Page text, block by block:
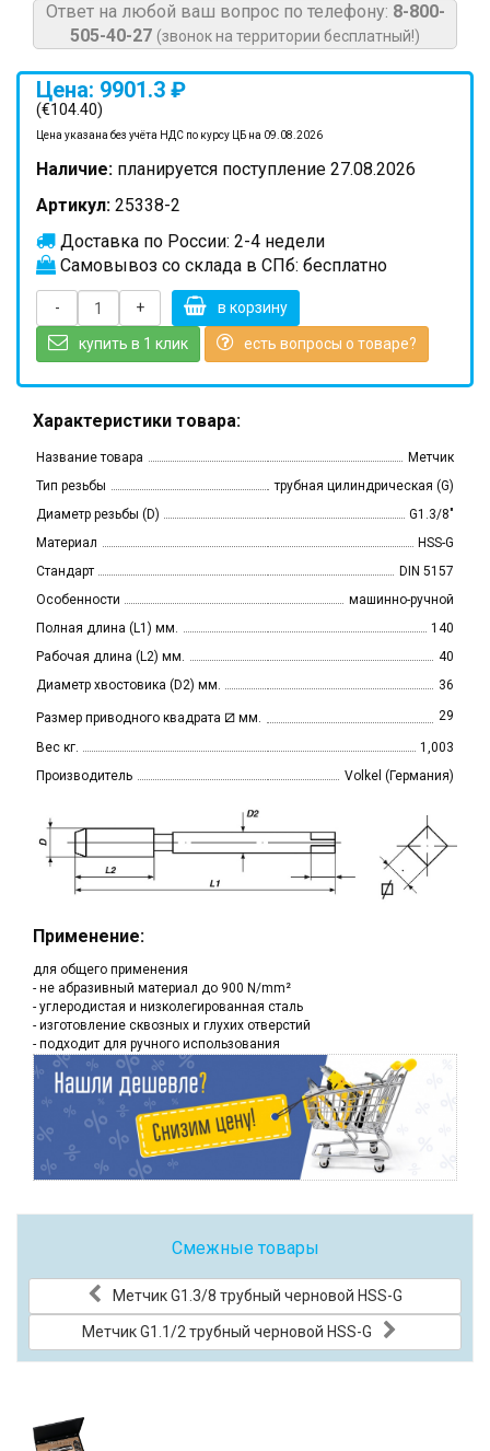
Ответ на любой ваш вопрос по телефону: 8-800-
505-40-27 (звонок на территории бесплатный!)
Цена: 9901.3 ₽
(€104.40)
Цена указана без учёта НДС по курсу ЦБ на 09.08.2026
Наличие: планируется поступление 27.08.2026
Артикул: 25338-2
Доставка по России: 2-4 недели
Самовывоз со склада в СПб: бесплатно
- + в корзину
купить в 1 клик есть вопросы о товаре?
Характеристики товара:
Название товара
Метчик
Тип резьбы
трубная цилиндрическая (G)
Диаметр резьбы (D)
G1.3/8"
Материал
HSS-G
Стандарт
DIN 5157
Особенности
машинно-ручной
Полная длина (L1) мм.
140
Рабочая длина (L2) мм.
40
Диаметр хвостовика (D2) мм.
36
Размер приводного квадрата ⧄ мм. 29
Вес кг.
1,003
Производитель
Volkel (Германия)
Применение:
для общего применения
- не абразивный материал до 900 N/mm²
- углеродистая и низколегированная сталь
- изготовление сквозных и глухих отверстий
- подходит для ручного использования
Смежные товары
Метчик G1.3/8 трубный черновой HSS-G
Метчик G1.1/2 трубный черновой HSS-G